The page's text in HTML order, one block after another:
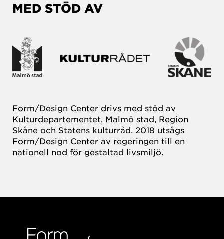
MED STÖD AV
Form/Design Center drivs med stöd av
Kulturdepartementet, Malmö stad, Region
Skåne och Statens kulturråd. 2018 utsågs
Form/Design Center av regeringen till en
nationell nod för gestaltad livsmiljö.